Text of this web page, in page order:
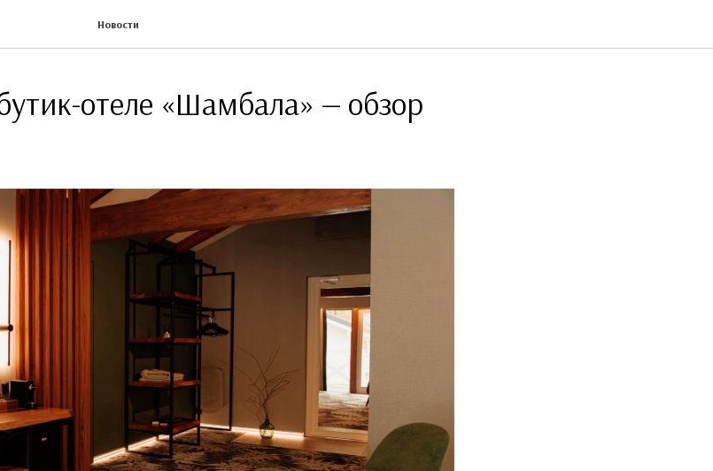
Новости
отеле «Шамбала» — обзор